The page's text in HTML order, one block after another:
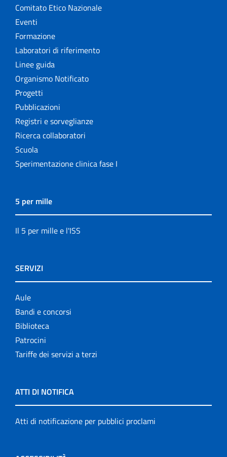
Comitato Etico Nazionale
Eventi
Formazione
Laboratori di riferimento
Linee guida
Organismo Notificato
Progetti
Pubblicazioni
Registri e sorveglianze
Ricerca collaboratori
Scuola
Sperimentazione clinica fase I
5 per mille
Il 5 per mille e l'ISS
SERVIZI
Aule
Bandi e concorsi
Biblioteca
Patrocini
Tariffe dei servizi a terzi
ATTI DI NOTIFICA
Atti di notificazione per pubblici proclami